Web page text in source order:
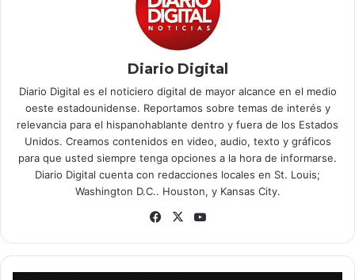
Diario Digital
Diario Digital es el noticiero digital de mayor alcance en el medio
oeste estadounidense. Reportamos sobre temas de interés y
relevancia para el hispanohablante dentro y fuera de los Estados
Unidos. Creamos contenidos en video, audio, texto y gráficos
para que usted siempre tenga opciones a la hora de informarse.
Diario Digital cuenta con redacciones locales en St. Louis;
Washington D.C.. Houston, y Kansas City.
Facebook
X